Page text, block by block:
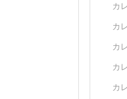
カ
カ
カ
カ
カ